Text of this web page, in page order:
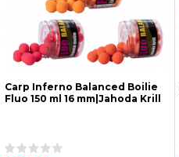
Carp Inferno Balanced Boilie
Fluo 150 ml 16 mm|Jahoda Krill